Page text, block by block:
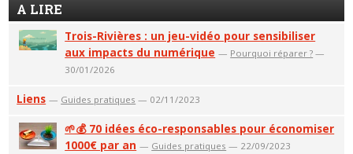
A LIRE
Trois-Rivières : un jeu-vidéo pour sensibiliser
aux impacts du numérique — Pourquoi réparer ? —
30/01/2026
Liens — Guides pratiques — 02/11/2023
🌱💰 70 idées éco-responsables pour économiser
1000€ par an — Guides pratiques — 22/09/2023